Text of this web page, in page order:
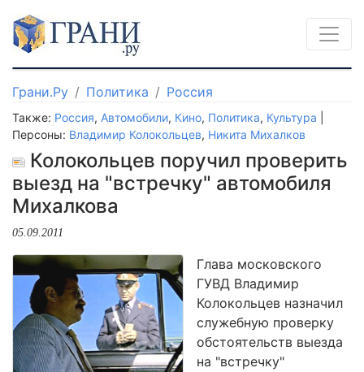
Грани.Ру Политика Россия
Также: Россия, Автомобили, Кино, Политика, Культура
Персоны: Владимир Колокольцев, Никита Михалков
Колокольцев поручил проверить
выезд на "встречку" автомобиля
Михалкова
05.09.2011
Глава московского
ГУВД Владимир
Колокольцев назначил
служебную проверку
обстоятельств выезда
на "встречку"